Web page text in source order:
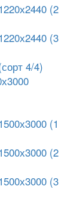
(2
(3
4/4)
(1
(2
(3